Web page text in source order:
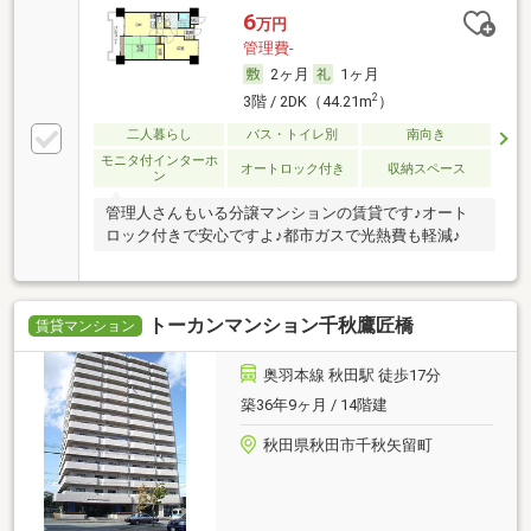
6万円
管理費-
2ヶ月
1ヶ月
3階 / 2DK（44.21m2）
二人暮らし バス・トイレ別
南向き
モニタ付インターホ
ン
オートロック付き 収納スペース
管理人さんもいる分譲マンションの賃貸です♪オート
ロック付きで安心ですよ♪都市ガスで光熱費も軽減♪
賃貸マンション トーカンマンション千秋鷹匠橋
奥羽本線 秋田駅 徒歩17分
築36年9ヶ月 / 14階建
秋田県秋田市千秋矢留町